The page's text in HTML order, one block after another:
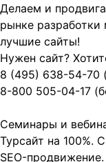
Делаем и
рынке
лучшие сайты!
Нужен сайт?
8 (495) 638-54-70
8-800 505-04-17
Семинары и
Турсайт на 100%.
SEO-